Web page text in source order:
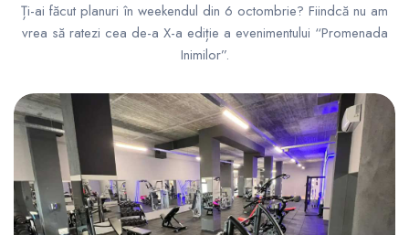
Ți-ai făcut planuri în weekendul din 6 octombrie? Fiindcă nu am
vrea să ratezi cea de-a X-a ediție a evenimentului “Promenada
Inimilor”.